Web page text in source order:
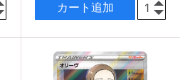
カート追加